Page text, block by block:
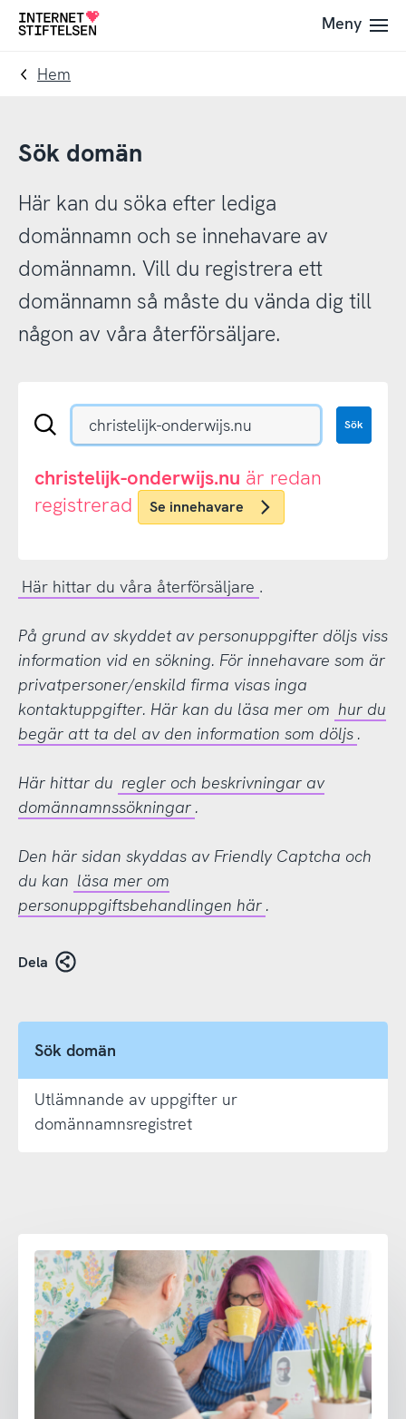
Till
navigering
Till
innehåll
Till
Meny
Hem
Sök domän
Här kan du söka efter lediga
domännamn och se innehavare av
domännamn. Vill du registrera ett
domännamn så måste du vända dig till
någon av våra återförsäljare.
Sök
eller
domän
Sök
christelijk-onderwijs.nu är redan
registrerad
Se innehavare
Här hittar du våra återförsäljare .
På grund av skyddet av personuppgifter döljs viss
information vid en sökning. För innehavare som är
privatpersoner/enskild firma visas inga
kontaktuppgifter. Här kan du läsa mer om hur du
begär att ta del av den information som döljs .
Här hittar du regler och beskrivningar av
domännamnssökningar .
Den här sidan skyddas av Friendly Captcha och
du kan läsa mer om
personuppgiftsbehandlingen här .
Dela
Sök domän
Utlämnande av uppgifter ur
domännamnsregistret